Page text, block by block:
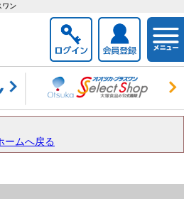
ワン
ームへ戻る